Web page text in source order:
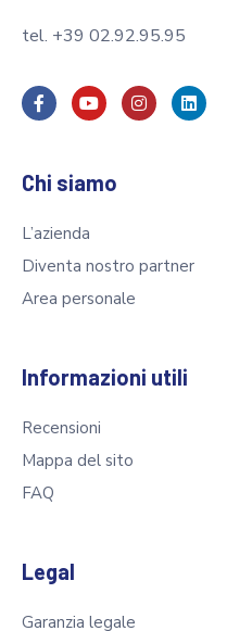
tel. +39 02.92.95.95
Chi siamo
L’azienda
Diventa nostro partner
Area personale
Informazioni utili
Recensioni
Mappa del sito
FAQ
Legal
Garanzia legale